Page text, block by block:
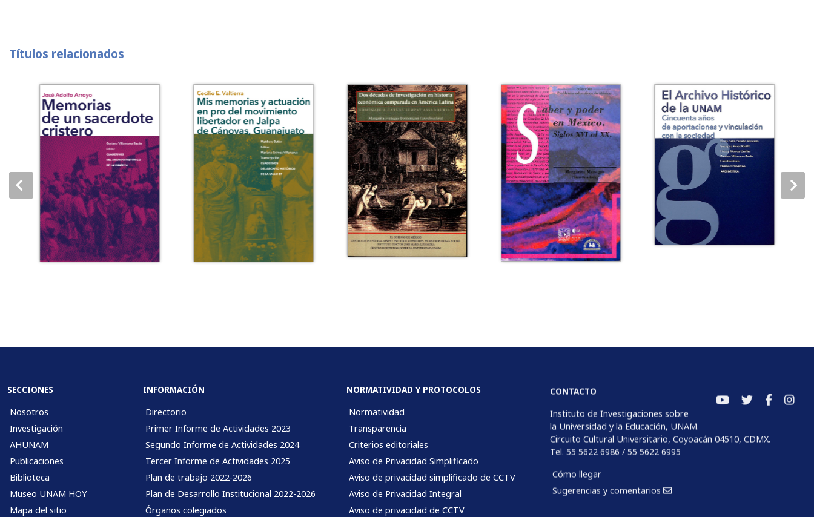
Títulos relacionados
SECCIONES
Nosotros
Investigación
AHUNAM
Publicaciones
Biblioteca
Museo UNAM HOY
Mapa del sitio
INFORMACIÓN
Directorio
Primer Informe de Actividades 2023
Segundo Informe de Actividades 2024
Tercer Informe de Actividades 2025
Plan de trabajo 2022-2026
Plan de Desarrollo Institucional 2022-2026
Órganos colegiados
NORMATIVIDAD Y PROTOCOLOS
Normatividad
Transparencia
Criterios editoriales
Aviso de Privacidad Simplificado
Aviso de privacidad simplificado de CCTV
Aviso de Privacidad Integral
Aviso de privacidad de CCTV
CONTACTO
Instituto de Investigaciones sobre
la Universidad y la Educación, UNAM.
Circuito Cultural Universitario, Coyoacán 04510, CDMX.
Tel. 55 5622 6986 / 55 5622 6995
Cómo llegar
Sugerencias y comentarios